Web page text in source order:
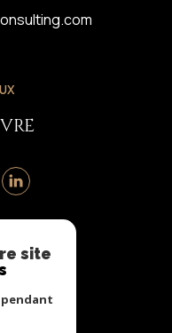
site
pendant